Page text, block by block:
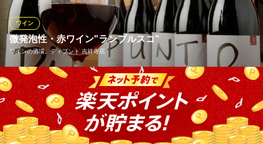
に出会えるはずです♪
ブラッスリー エディブル
カジュアルフレンチ
ＪＲ中央線吉祥寺駅北口 徒歩3分
東京都武蔵野市吉祥寺本町1-8-21
微発泡性・赤ワイン"ランブルスコ"
ワインの酒場。ディプント 吉祥寺店
ワイン
イタリア・エミリア・ロマーニャ地方の微発泡性赤ワイン。低ア
ルコールで優しい口当たりが特徴。同じ産地の生ハムと一緒に頂
くのがイタリア人の粋なスタイル。ランブルスコは甘口、辛口と
ご用意しております。フレッシュなブドウの甘味とライトな味わ
いがどんなお料理にもよく合います♪辛口はディプントオリジナ